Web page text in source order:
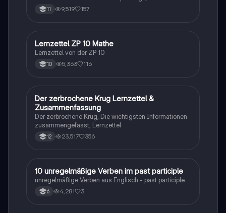
11 9,519 157
Mathe
Lernzettel ZP 10 Mathe
Lernzettel von der ZP 10
10 5,363 116
Deutsch
Der zerbrochene Krug Lernzettel &
Zusammenfassung
Der zerbrochene Krug, Die wichtigsten Informationen
zusammengefasst, Lernzettel
12 23,517 356
1 Englisch
10 unregelmäßige Verben im past participle
unregelmäßige Verben aus Englisch - past participle
6 4,281 3